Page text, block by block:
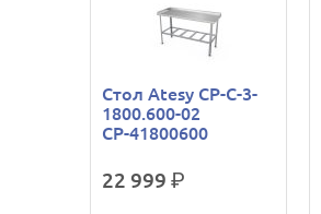
Стол Atesy СР-С-3-
1800.600-02
СР-41800600
22 999р.